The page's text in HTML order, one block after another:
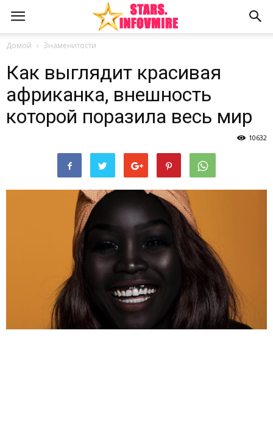
Домой Знаменитости
Как выглядит красивая
африканка, внешность
которой поразила весь мир
10632